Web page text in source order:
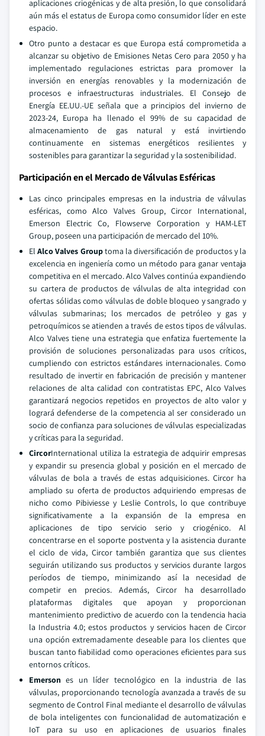
aplicaciones criogénicas y de alta presión, lo que consolidará
aún más el estatus de Europa como consumidor líder en este
espacio.
Otro punto a destacar es que Europa está comprometida a
alcanzar su objetivo de Emisiones Netas Cero para 2050 y ha
implementado regulaciones estrictas para promover la
inversión en energías renovables y la modernización de
procesos e infraestructuras industriales. El Consejo de
Energía EE.UU.-UE señala que a principios del invierno de
2023-24, Europa ha llenado el 99% de su capacidad de
almacenamiento de gas natural y está invirtiendo
continuamente en sistemas energéticos resilientes y
sostenibles para garantizar la seguridad y la sostenibilidad.
Participación en el Mercado de Válvulas Esféricas
Las cinco principales empresas en la industria de válvulas
esféricas, como Alco Valves Group, Circor International,
Emerson Electric Co, Flowserve Corporation y HAM-LET
Group, poseen una participación de mercado del 10%.
ElAlco Valves Grouptoma la diversificación de productos y la
excelencia en ingeniería como un método para ganar ventaja
competitiva en el mercado. Alco Valves continúa expandiendo
su cartera de productos de válvulas de alta integridad con
ofertas sólidas como válvulas de doble bloqueo y sangrado y
válvulas submarinas; los mercados de petróleo y gas y
petroquímicos se atienden a través de estos tipos de válvulas.
Alco Valves tiene una estrategia que enfatiza fuertemente la
provisión de soluciones personalizadas para usos críticos,
cumpliendo con estrictos estándares internacionales. Como
resultado de invertir en fabricación de precisión y mantener
relaciones de alta calidad con contratistas EPC, Alco Valves
garantizará negocios repetidos en proyectos de alto valor y
logrará defenderse de la competencia al ser considerado un
socio de confianza para soluciones de válvulas especializadas
y críticas para la seguridad.
CircorInternational utiliza la estrategia de adquirir empresas
y expandir su presencia global y posición en el mercado de
válvulas de bola a través de estas adquisiciones. Circor ha
ampliado su oferta de productos adquiriendo empresas de
nicho como Pibiviesse y Leslie Controls, lo que contribuye
significativamente a la expansión de la empresa en
aplicaciones de tipo servicio serio y criogénico. Al
concentrarse en el soporte postventa y la asistencia durante
el ciclo de vida, Circor también garantiza que sus clientes
seguirán utilizando sus productos y servicios durante largos
períodos de tiempo, minimizando así la necesidad de
competir en precios. Además, Circor ha desarrollado
plataformas digitales que apoyan y proporcionan
mantenimiento predictivo de acuerdo con la tendencia hacia
la Industria 4.0; estos productos y servicios hacen de Circor
una opción extremadamente deseable para los clientes que
buscan tanto fiabilidad como operaciones eficientes para sus
entornos críticos.
Emerson es un líder tecnológico en la industria de las
válvulas, proporcionando tecnología avanzada a través de su
segmento de Control Final mediante el desarrollo de válvulas
de bola inteligentes con funcionalidad de automatización e
IoT para su uso en aplicaciones de usuarios finales